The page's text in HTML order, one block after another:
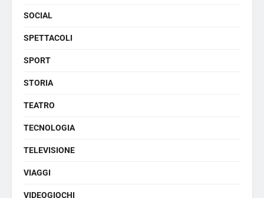
SOCIAL
SPETTACOLI
SPORT
STORIA
TEATRO
TECNOLOGIA
TELEVISIONE
VIAGGI
VIDEOGIOCHI